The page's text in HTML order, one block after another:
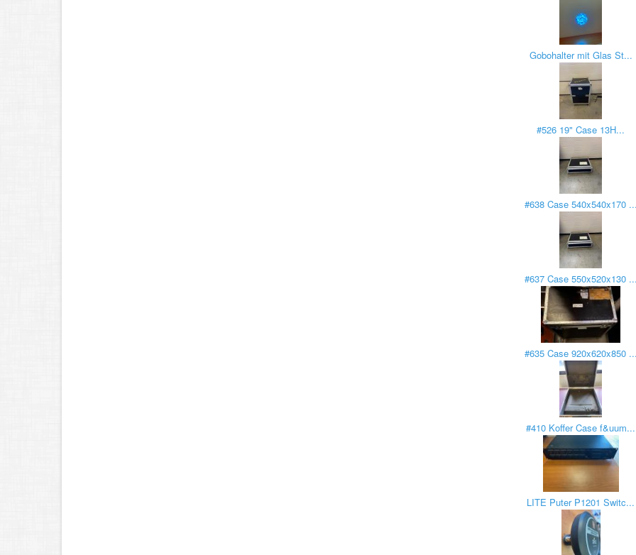
Gobohalter mit Glas St...
#526 19" Case 13H...
#638 Case 540x540x170
#637 Case 550x520x130
#635 Case 920x620x850
#410 Koffer Case f&uum...
LITE Puter P1201 Switc...